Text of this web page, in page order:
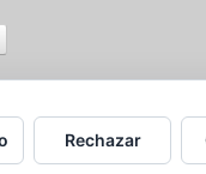
Rechazar